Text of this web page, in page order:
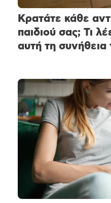
Κρατάτε κάθε
παιδιού σας; Τι
αυτή τη